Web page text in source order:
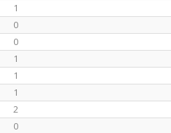
1
0
0
1
1
1
2
0